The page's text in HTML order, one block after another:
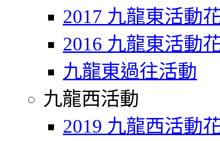
2017 九龍東活動
2016 九龍東活動
九龍東過往活動
九龍西活動
2019 九龍西活動